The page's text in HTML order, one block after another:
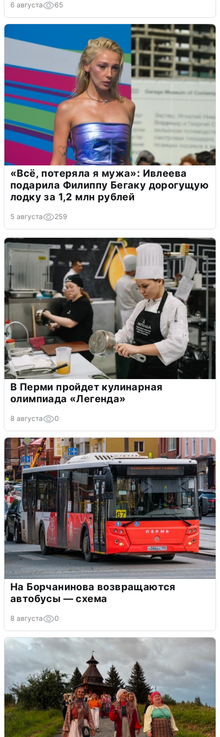
6 августа 65
«Всё, потеряла я мужа»: Ивлеева
подарила Филиппу Бегаку дорогущую
лодку за 1,2 млн рублей
5 августа 259
В Перми пройдет кулинарная
олимпиада «Легенда»
8 августа 0
На Борчанинова возвращаются
автобусы — схема
8 августа 0